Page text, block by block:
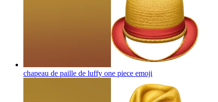
chapeau de paille de luffy one piece emoji